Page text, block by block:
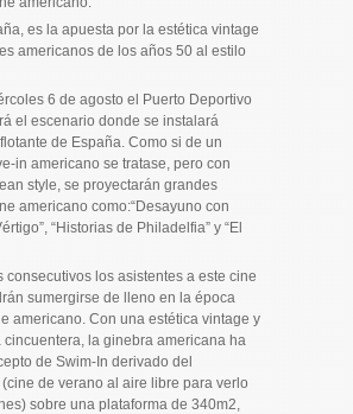
es la apuesta por la estética vintage
americanos de los años 50 al estilo
6 de agosto el Puerto Deportivo
el escenario donde se instalará
de España. Como si de un
in americano se tratase, pero con
style, se proyectarán grandes
americano como:“Desayuno con
“Historias de Philadelfia” y “El
consecutivos los asistentes a este cine
sumergirse de lleno en la época
americano. Con una estética vintage y
cincuentera, la ginebra americana ha
de Swim-In derivado del
de verano al aire libre para verlo
sobre una plataforma de 340m2,